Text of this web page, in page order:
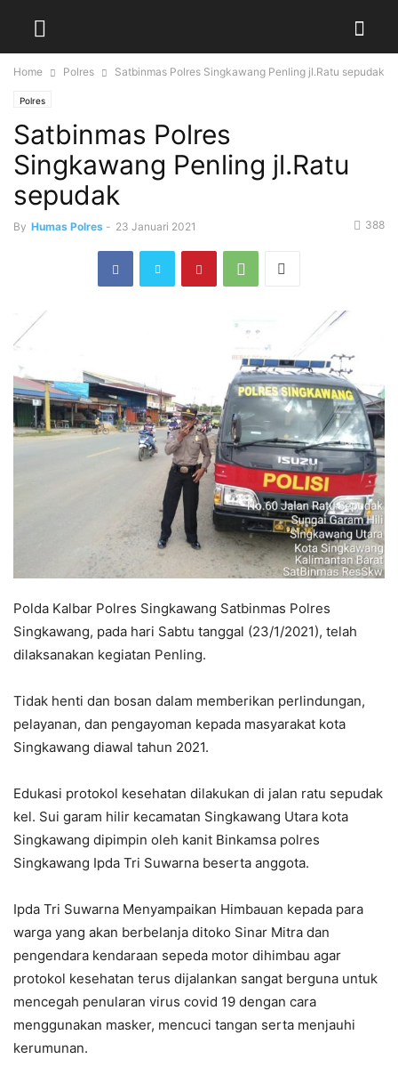
Home Polres Satbinmas Polres Singkawang Penling jl.Ratu sepudak
Polres
Satbinmas Polres
Singkawang Penling jl.Ratu
sepudak
By Humas Polres - 23 Januari 2021 388
Polda Kalbar Polres Singkawang Satbinmas Polres
Singkawang, pada hari Sabtu tanggal (23/1/2021), telah
dilaksanakan kegiatan Penling.
Tidak henti dan bosan dalam memberikan perlindungan,
pelayanan, dan pengayoman kepada masyarakat kota
Singkawang diawal tahun 2021.
Edukasi protokol kesehatan dilakukan di jalan ratu sepudak
kel. Sui garam hilir kecamatan Singkawang Utara kota
Singkawang dipimpin oleh kanit Binkamsa polres
Singkawang Ipda Tri Suwarna beserta anggota.
Ipda Tri Suwarna Menyampaikan Himbauan kepada para
warga yang akan berbelanja ditoko Sinar Mitra dan
pengendara kendaraan sepeda motor dihimbau agar
protokol kesehatan terus dijalankan sangat berguna untuk
mencegah penularan virus covid 19 dengan cara
menggunakan masker, mencuci tangan serta menjauhi
kerumunan.